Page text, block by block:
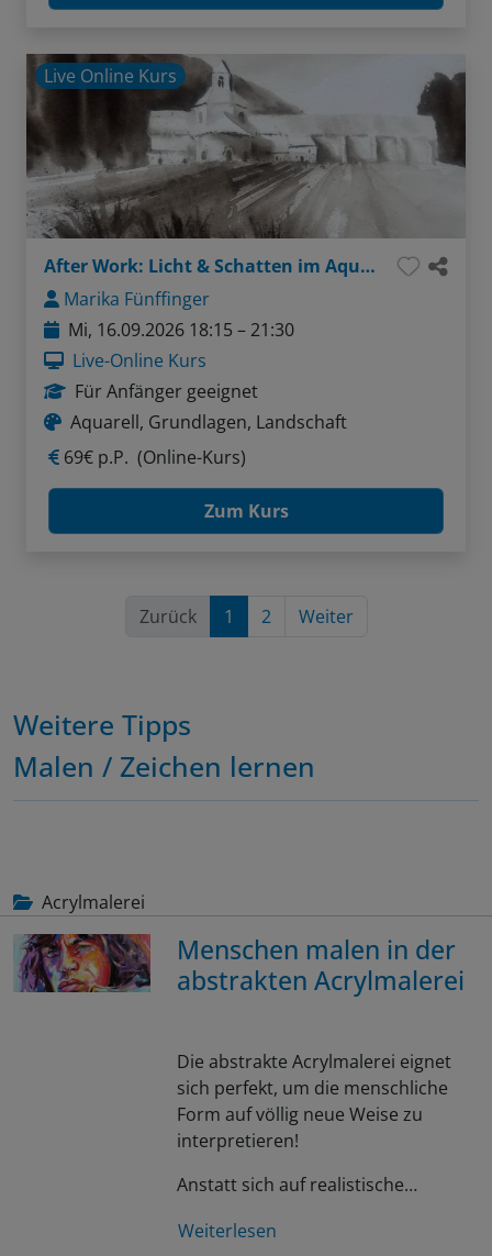
Live Online Kurs
After Work: Licht & Schatten im Aquarell - Tonwerte verstehen und anwenden
Marika Fünffinger
Mi, 16.09.2026 18:15 – 21:30
Live-Online Kurs
Für Anfänger geeignet
Aquarell, Grundlagen, Landschaft
69€ p.P. (Online-Kurs)
Zum Kurs
Zurück 1 2 Weiter
Weitere Tipps
Malen / Zeichen lernen
Acrylmalerei
Menschen malen in der
abstrakten Acrylmalerei
Die abstrakte Acrylmalerei eignet
sich perfekt, um die menschliche
Form auf völlig neue Weise zu
interpretieren!
Anstatt sich auf realistische…
Weiterlesen